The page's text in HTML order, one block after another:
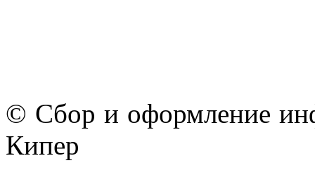
© Сбор и оформление
Кипер